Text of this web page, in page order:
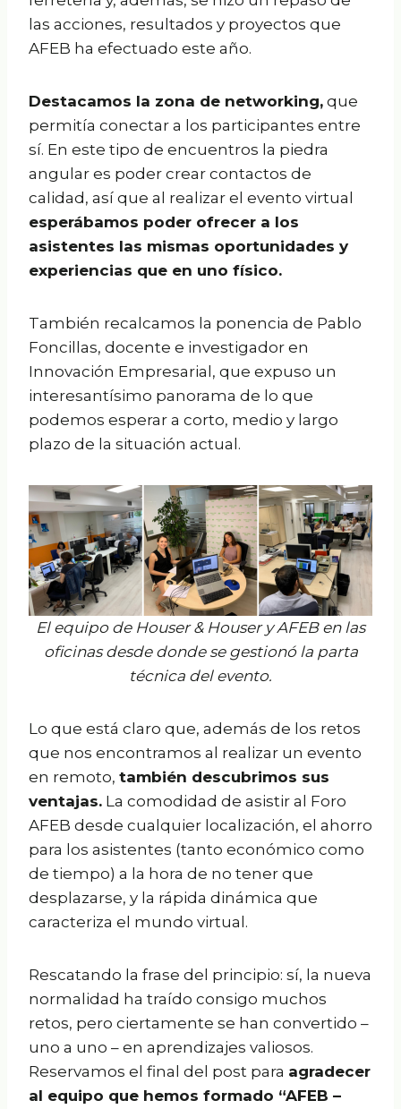
las acciones, resultados y proyectos que
AFEB ha efectuado este año.
Destacamos la zona de networking, que
permitía conectar a los participantes entre
sí. En este tipo de encuentros la piedra
angular es poder crear contactos de
calidad, así que al realizar el evento virtual
esperábamos poder ofrecer a los
asistentes las mismas oportunidades y
experiencias que en uno físico.
También recalcamos la ponencia de Pablo
Foncillas, docente e investigador en
Innovación Empresarial, que expuso un
interesantísimo panorama de lo que
podemos esperar a corto, medio y largo
plazo de la situación actual.
El equipo de Houser & Houser y AFEB en las
oficinas desde donde se gestionó la parta
técnica del evento.
Lo que está claro que, además de los retos
que nos encontramos al realizar un evento
en remoto, también descubrimos sus
ventajas. La comodidad de asistir al Foro
AFEB desde cualquier localización, el ahorro
para los asistentes (tanto económico como
de tiempo) a la hora de no tener que
desplazarse, y la rápida dinámica que
caracteriza el mundo virtual.
Rescatando la frase del principio: sí, la nueva
normalidad ha traído consigo muchos
retos, pero ciertamente se han convertido –
uno a uno – en aprendizajes valiosos.
Reservamos el final del post para agradecer
al equipo que hemos formado “AFEB –